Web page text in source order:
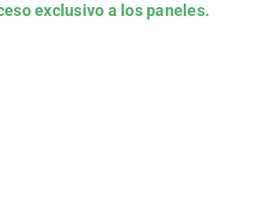
exclusivo a los paneles.